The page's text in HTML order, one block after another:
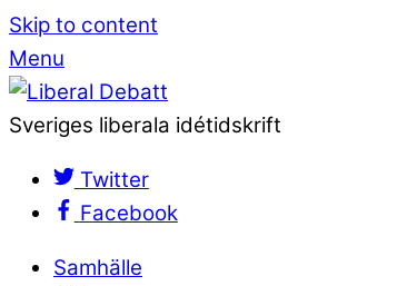
Skip to content
Menu
Sveriges liberala idétidskrift
Twitter
Facebook
Samhälle